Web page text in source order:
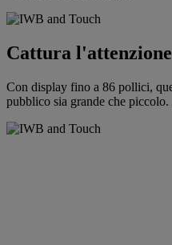
Cattura
Con display fino a 86 pollici,
pubblico sia grande che piccolo.